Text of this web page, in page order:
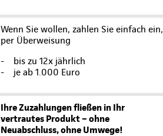
Wenn Sie wollen, zahlen Sie einfach ein,
per Überweisung
- bis zu 12x jährlich
- je ab 1.000 Euro
Ihre Zuzahlungen fließen in Ihr
vertrautes Produkt – ohne
Neuabschluss, ohne Umwege!